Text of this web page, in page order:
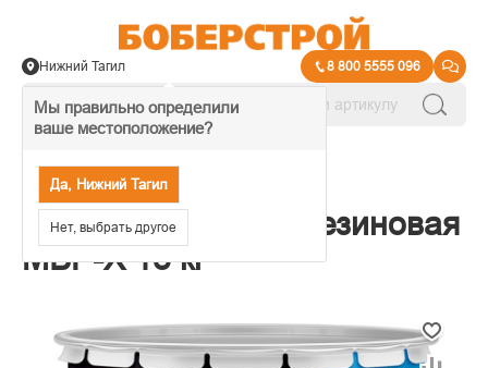
Мы правильно определили
ваше местоположение?
Да, Нижний Тагил
Нет, выбрать другое
Нижний Тагил 8 800 5555 096
Мастика битумно-резиновая
МБР-Х 18 кг